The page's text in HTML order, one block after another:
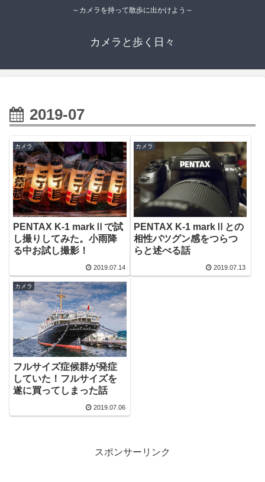
～カメラを持って散歩に出かけよう～
カメラと歩く日々
2019-07
カメラ
PENTAX K-1 markⅡで試
し撮りしてみた。小雨降
る中お試し撮影！
2019.07.14
カメラ
PENTAX K-1 markⅡとの
相性バツグン感をつらつ
らと述べる話
2019.07.13
カメラ
フルサイズ症候群が発症
していた！フルサイズを
遂に買ってしまった話
2019.07.06
スポンサーリンク